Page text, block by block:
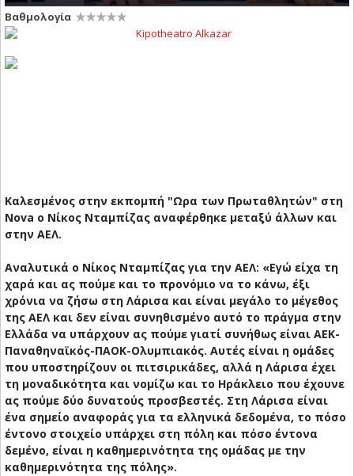
Βαθμολογία
Καλεσμένος στην εκπομπή "Ωρα των Πρωταθλητών" στη
Nova ο Νίκος Νταμπίζας αναφέρθηκε μεταξύ άλλων και
στην ΑΕΛ.
Αναλυτικά ο Νίκος Νταμπίζας για την ΑΕΛ: «Εγώ είχα τη
χαρά και ας πούμε και το προνόμιο να το κάνω, έξι
χρόνια να ζήσω στη Λάρισα και είναι μεγάλο το μέγεθος
της ΑΕΛ και δεν είναι συνηθισμένο αυτό το πράγμα στην
Ελλάδα να υπάρχουν ας πούμε γιατί συνήθως είναι ΑΕΚ-
Παναθηναϊκός-ΠΑΟΚ-Ολυμπιακός. Αυτές είναι η ομάδες
που υποστηρίζουν οι πιτσιρικάδες, αλλά η Λάρισα έχει
τη μοναδικότητα και νομίζω και το Ηράκλειο που έχουνε
ας πούμε δύο δυνατούς προσβεστές. Στη Λάρισα είναι
ένα σημείο αναφοράς για τα ελληνικά δεδομένα, το πόσο
έντονο στοιχείο υπάρχει στη πόλη και πόσο έντονα
δεμένο, είναι η καθημερινότητα της ομάδας με την
καθημερινότητα της πόλης».